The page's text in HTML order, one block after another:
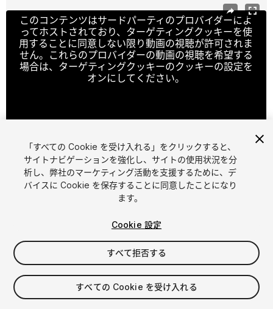
このコンテンツはサードパーティのプロバイダーによ
ってホストされており、ターゲティングクッキーを使
用することに同意しない限り動画の視聴が許可されま
せん。これらのプロバイダーの動画の視聴を希望する
場合は、ターゲティングクッキーのクッキーの設定を
オンにしてください。
1/ 16
$25
消費税は決済時に計算されます
「すべての Cookie を受け入れる」をクリックすると、
サイトナビゲーションを強化し、サイトの使用状況を分
析し、弊社のマーケティング活動を支援するために、デ
バイスに Cookie を保存することに同意したことになり
ます。
Cookie 設定
すべて拒否する
すべての Cookie を受け入れる